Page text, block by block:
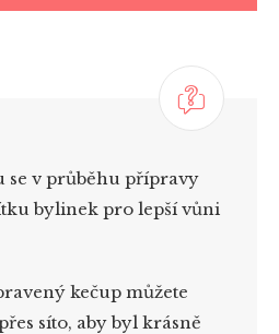
se v průběhu přípravy
bylinek pro lepší vůni
kečup můžete
síto, aby byl krásně